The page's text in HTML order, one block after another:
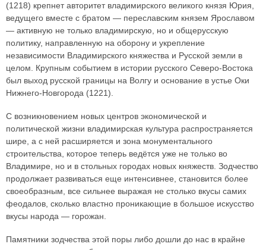
(1218) крепнет авторитет владимирского великого князя Юрия,
ведущего вместе с братом — переславским князем Ярославом
— активную не только владимирскую, но и общерусскую
политику, направленную на оборону и укрепление
независимости Владимирского княжества и Русской земли в
целом. Крупным событием в истории русского Северо-Востока
был выход русской границы на Волгу и основание в устье Оки
Нижнего-Новгорода (1221).
С возникновением новых центров экономической и
политической жизни владимирская культура распространяется
шире, а с ней расширяется и зона монументального
строительства, которое теперь ведётся уже не только во
Владимире, но и в стольных городах новых княжеств. Зодчество
продолжает развиваться еще интенсивнее, становится более
своеобразным, все сильнее выражая не столько вкусы самих
феодалов, сколько властно проникающие в большое искусство
вкусы народа — горожан.
Памятники зодчества этой поры либо дошли до нас в крайне